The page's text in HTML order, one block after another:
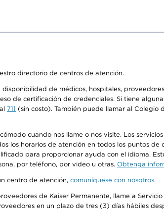
directorio de centros de atención.
de médicos, hospitales,
de certificación de credenciales. Si tiene
711 (sin costo). También puede llamar al Colegio
cuando nos llame o nos visite. Los
los horarios de atención en todos los puntos
para proporcionar ayuda con el idioma.
por teléfono, por video u otras. Obtenga
centro de atención, comuníquese con nosotros.
de Kaiser Permanente, llame a
en un plazo de tres (3) días hábiles